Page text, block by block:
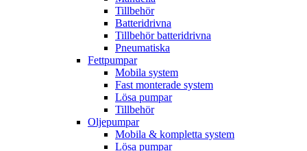
Tillbehör
Batteridrivna
Tillbehör batteridrivna
Pneumatiska
Fettpumpar
Mobila system
Fast monterade system
Lösa pumpar
Tillbehör
Oljepumpar
Mobila & kompletta system
Lösa pumpar